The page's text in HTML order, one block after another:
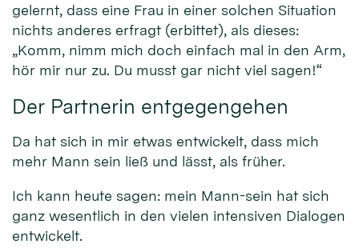
gelernt, dass eine Frau in einer solchen Situation
nichts anderes erfragt (erbittet), als dieses:
„Komm, nimm mich doch einfach mal in den Arm,
hör mir nur zu. Du musst gar nicht viel sagen!“
Der Partnerin entgegengehen
Da hat sich in mir etwas entwickelt, dass mich
mehr Mann sein ließ und lässt, als früher.
Ich kann heute sagen: mein Mann-sein hat sich
ganz wesentlich in den vielen intensiven Dialogen
entwickelt.